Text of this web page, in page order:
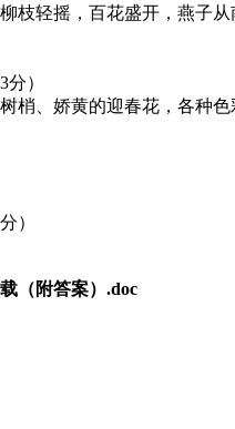
枝轻摇，百花盛开，燕
3分）
树梢、娇黄的迎春花，各
评分）
（附答案）.doc